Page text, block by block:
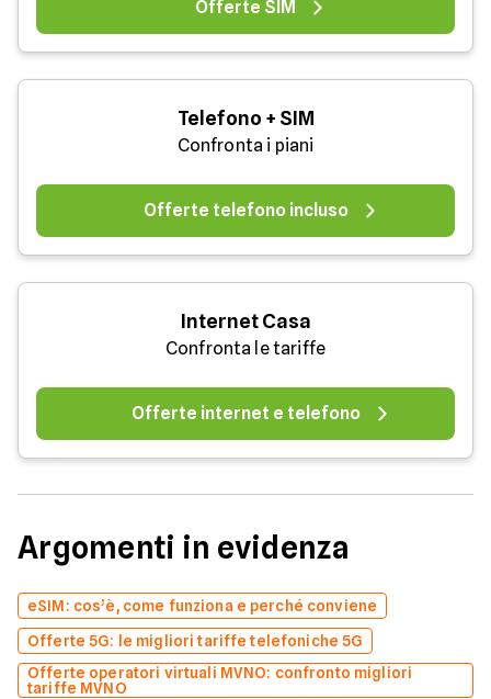
Offerte SIM
Telefono + SIM
Confronta i piani
Offerte telefono incluso
Internet Casa
Confronta le tariffe
Offerte internet e telefono
Argomenti in evidenza
eSIM: cos’è, come funziona e perché conviene
Offerte 5G: le migliori tariffe telefoniche 5G
Offerte operatori virtuali MVNO: confronto migliori
tariffe MVNO